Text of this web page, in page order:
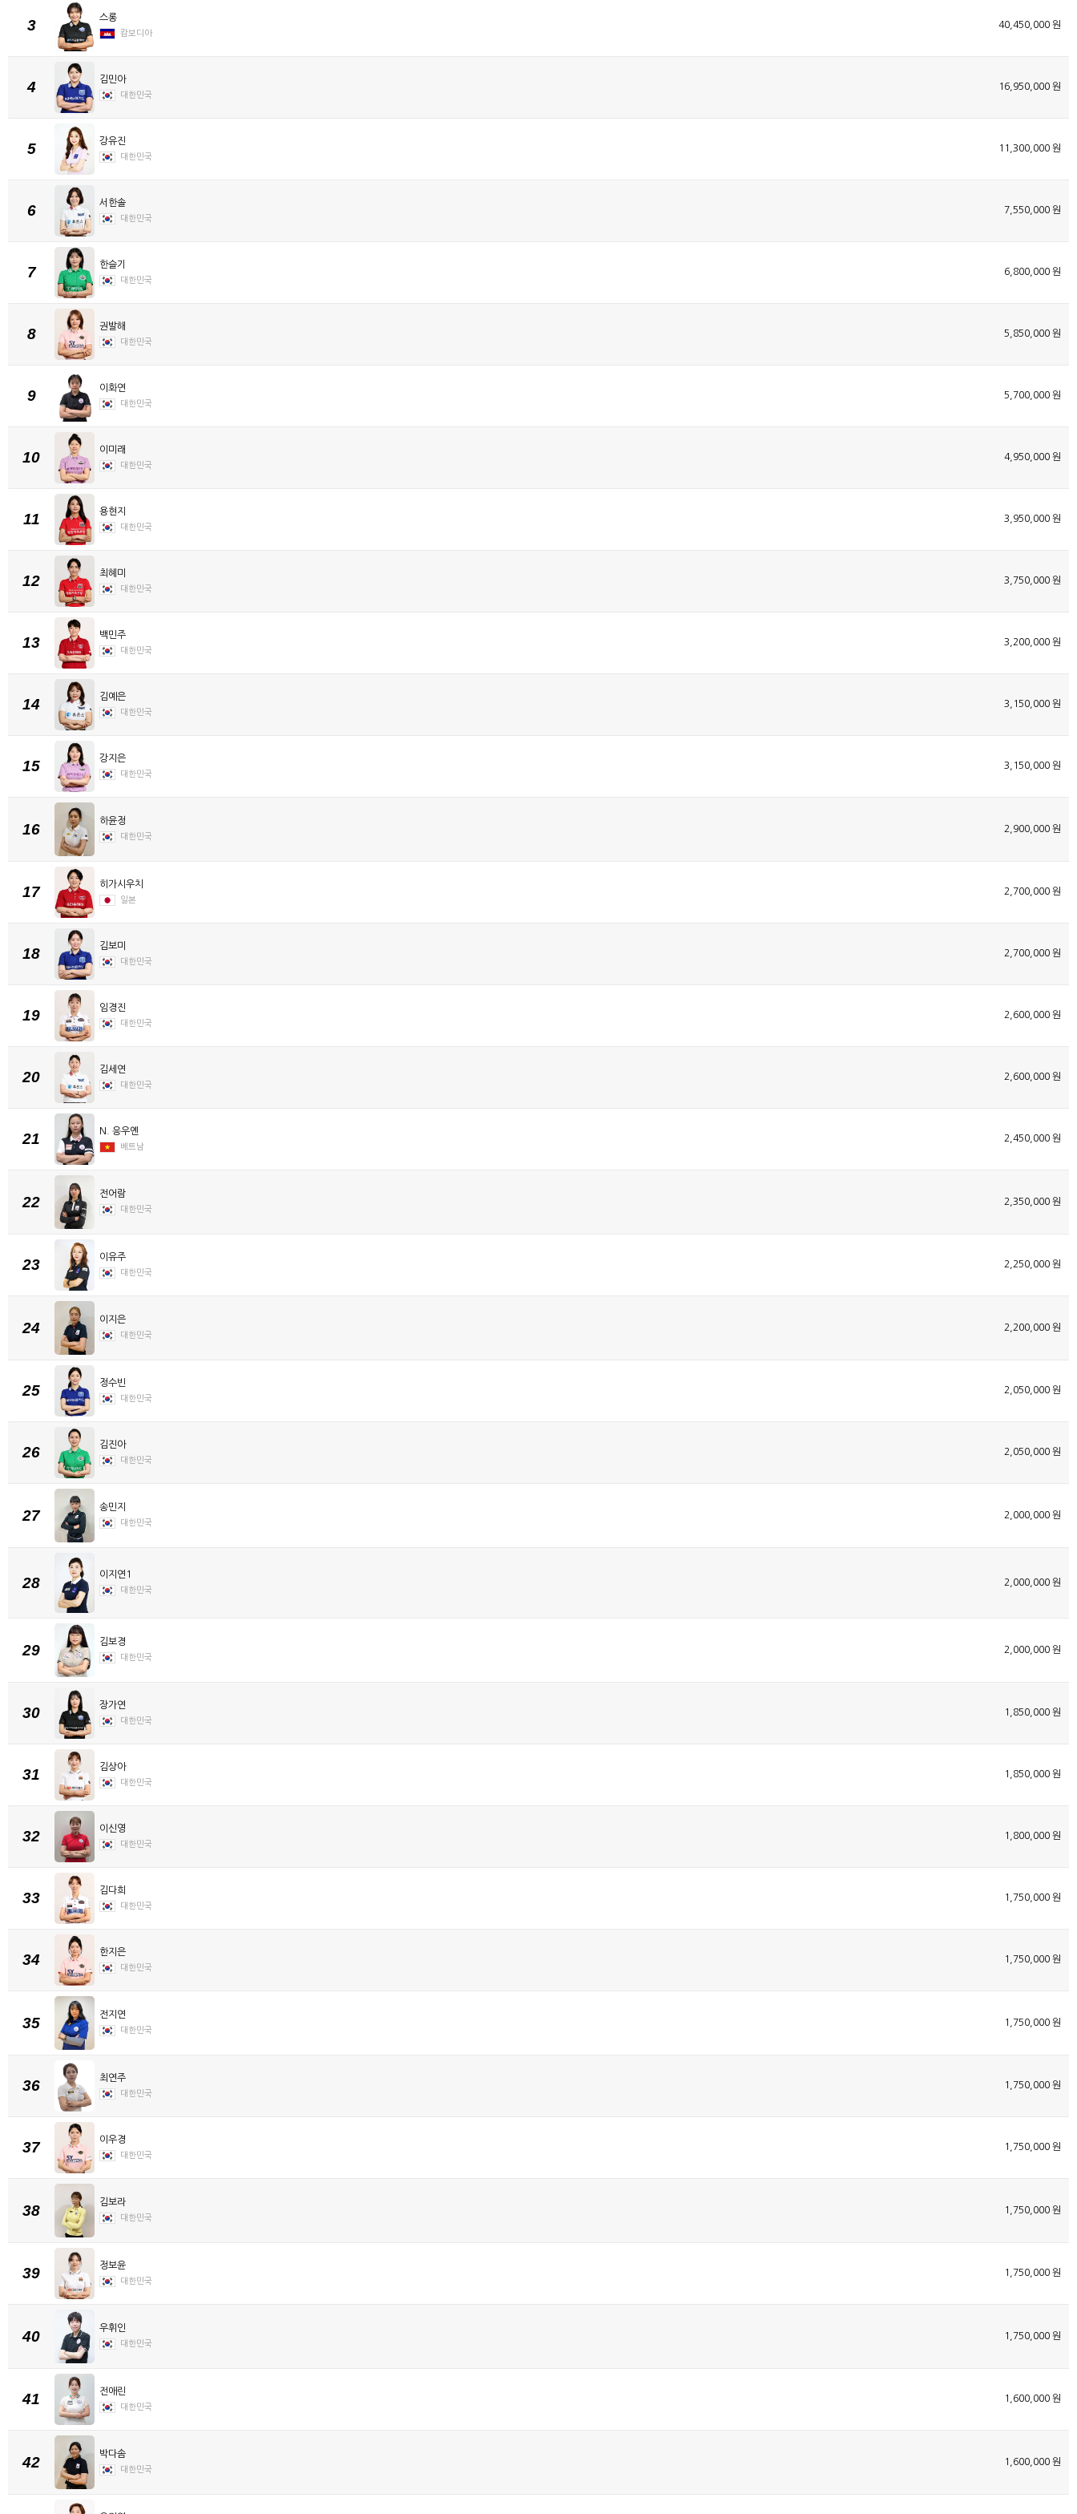
3 스롱
캄보디아
40,450,000 원
4 김민아
대한민국
16,950,000 원
5 강유진
대한민국
11,300,000 원
6 서한솔
대한민국
7,550,000 원
7 한슬기
대한민국
6,800,000 원
8 권발해
대한민국
5,850,000 원
9 이화연
대한민국
5,700,000 원
10 이미래
대한민국
4,950,000 원
11 용현지
대한민국
3,950,000 원
12 최혜미
대한민국
3,750,000 원
13 백민주
대한민국
3,200,000 원
14 김예은
대한민국
3,150,000 원
15 강지은
대한민국
3,150,000 원
16 하윤정
대한민국
2,900,000 원
17 히가시우치
일본
2,700,000 원
18 김보미
대한민국
2,700,000 원
19 임경진
대한민국
2,600,000 원
20 김세연
대한민국
2,600,000 원
21 N. 응우옌
베트남
2,450,000 원
22 전어람
대한민국
2,350,000 원
23 이유주
대한민국
2,250,000 원
24 이지은
대한민국
2,200,000 원
25 정수빈
대한민국
2,050,000 원
26 김진아
대한민국
2,050,000 원
27 송민지
대한민국
2,000,000 원
28 이지연1
대한민국
2,000,000 원
29 김보경
대한민국
2,000,000 원
30 장가연
대한민국
1,850,000 원
31 김상아
대한민국
1,850,000 원
32 이신영
대한민국
1,800,000 원
33 김다희
대한민국
1,750,000 원
34 한지은
대한민국
1,750,000 원
35 전지연
대한민국
1,750,000 원
36 최연주
대한민국
1,750,000 원
37 이우경
대한민국
1,750,000 원
38 김보라
대한민국
1,750,000 원
39 정보윤
대한민국
1,750,000 원
40 우휘인
대한민국
1,750,000 원
41 전애린
대한민국
1,600,000 원
42 박다솜
대한민국
1,600,000 원